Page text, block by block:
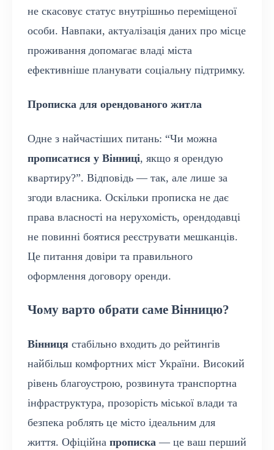
не скасовує статус внутрішньо переміщеної
особи. Навпаки, актуалізація даних про місце
проживання допомагає владі міста
ефективніше планувати соціальну підтримку.
Прописка для орендованого житла
Одне з найчастіших питань: “Чи можна
прописатися у Вінниці, якщо я орендую
квартиру?”. Відповідь — так, але лише за
згоди власника. Оскільки прописка не дає
права власності на нерухомість, орендодавці
не повинні боятися реєструвати мешканців.
Це питання довіри та правильного
оформлення договору оренди.
Чому варто обрати саме Вінницю?
Вінниця стабільно входить до рейтингів
найбільш комфортних міст України. Високий
рівень благоустрою, розвинута транспортна
інфраструктура, прозорість міської влади та
безпека роблять це місто ідеальним для
життя. Офіційна прописка — це ваш перший